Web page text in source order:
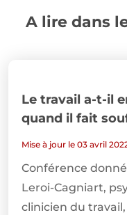
A lire dans
Le travail a-t-il
quand il fait
Mise à jour le 03 avril
Conférence
Leroi-Cagniart,
clinicien du